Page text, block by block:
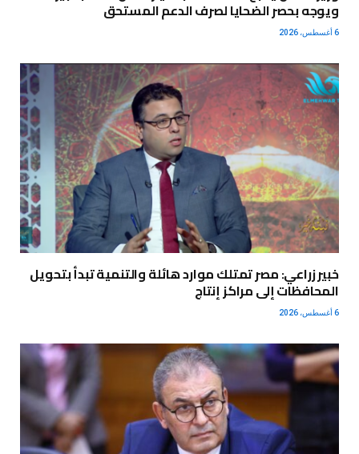
ويوجه بحصر الضحايا لصرف الدعم المستحق
6 أغسطس، 2026
خبير زراعي: مصر تمتلك موارد هائلة والتنمية تبدأ بتحويل
المحافظات إلى مراكز إنتاج
6 أغسطس، 2026